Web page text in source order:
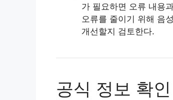
가 필요하면 오류 내용
오류를 줄이기 위해 음
개선할지 검토한다.
공식 정보 확